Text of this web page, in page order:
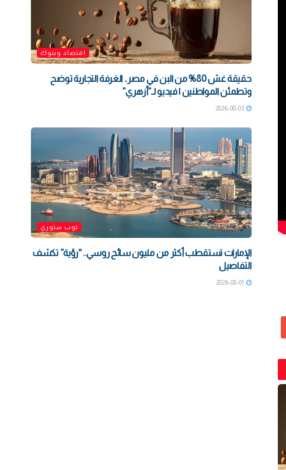
اقتصاد وبنوك
حقيقة غش 80% من البن في مصر.. الغرفة التجارية توضح
وتطمئن المواطنين | فيديو لـ”أزهري”
2026-08-03
توب ستوري
الإمارات تستقطب أكثر من مليون سائح روسي.. “رؤية” تكشف
التفاصيل